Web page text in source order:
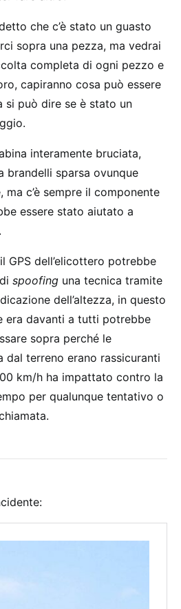
che c’è stato un guasto
sopra una pezza, ma vedrai
completa di ogni pezzo e
capiranno cosa può essere
si può dire se è stato un
interamente bruciata,
brandelli sparsa ovunque
ma c’è sempre il componente
essere stato aiutato a
GPS dell’elicottero potrebbe
spoofing una tecnica tramite
dell’altezza, in questo
era davanti a tutti potrebbe
sopra perché le
dal terreno erano rassicuranti
km/h ha impattato contro la
per qualunque tentativo o